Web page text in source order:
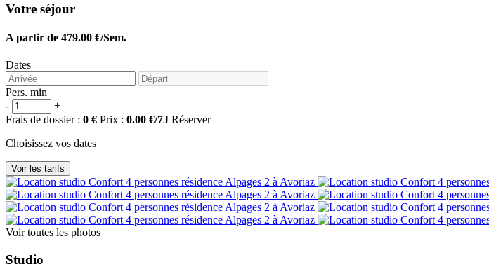
Votre séjour
A partir de 479.00 €/Sem.
Dates
Pers. min
-
+
Frais de dossier : 0 € Prix : 0.00 €/7J Réserver
Choisissez vos dates
Voir toutes les photos
Studio